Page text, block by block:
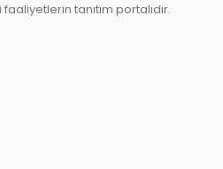
tanıtım portalıdır.